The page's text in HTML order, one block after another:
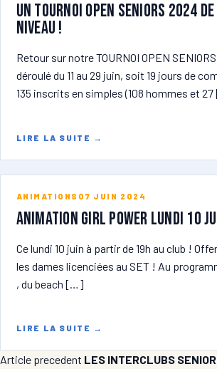
Un tournoi open seniors 2024
niveau !
Retour sur notre TOURNOI OPEN SENIORS
déroulé du 11 au 29 juin, soit 19 jours de
135 inscrits en simples (108 hommes et
LIRE LA SUITE →
ANIMATIONS 07 JUIN 2024
ANIMATION GIRL POWER lundi 10
Ce lundi 10 juin à partir de 19h au club !
les dames licenciées au SET ! Au
, du beach […]
LIRE LA SUITE →
Article precedent LES INTERCLUBS